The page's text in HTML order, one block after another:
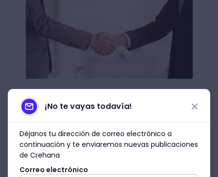
Fuente: Pexels
¿Cuáles son las ventajas
del outsourcing?
Liderar un negocio no es un trabajo sencillo.
Y aunque cualquier emprendedor espera
¡No te vayas todavía!
Déjanos tu dirección de correo electrónico a
continuación y te enviaremos nuevas publicaciones
de Crehana
Correo electrónico